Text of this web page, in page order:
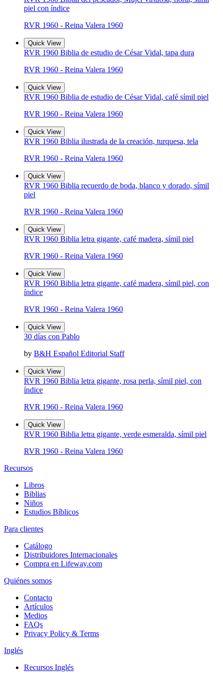
piel con índice
RVR 1960 - Reina Valera 1960
Quick View
RVR 1960 Biblia de estudio de César Vidal, tapa dura
RVR 1960 - Reina Valera 1960
Quick View
RVR 1960 Biblia de estudio de César Vidal, café símil piel
RVR 1960 - Reina Valera 1960
Quick View
RVR 1960 Biblia ilustrada de la creación, turquesa, tela
RVR 1960 - Reina Valera 1960
Quick View
RVR 1960 Biblia recuerdo de boda, blanco y dorado, símil
piel
RVR 1960 - Reina Valera 1960
Quick View
RVR 1960 Biblia letra gigante, café madera, símil piel
RVR 1960 - Reina Valera 1960
Quick View
RVR 1960 Biblia letra gigante, café madera, símil piel, con
índice
RVR 1960 - Reina Valera 1960
Quick View
30 días con Pablo
by B&H Español Editorial Staff
Quick View
RVR 1960 Biblia letra gigante, rosa perla, símil piel, con
índice
RVR 1960 - Reina Valera 1960
Quick View
RVR 1960 Biblia letra gigante, verde esmeralda, símil piel
RVR 1960 - Reina Valera 1960
Recursos
Libros
Biblias
Niños
Estudios Bíblicos
Para clientes
Catálogo
Distribuidores Internacionales
Compra en Lifeway.com
Quiénes somos
Contacto
Artículos
Medios
FAQs
Privacy Policy & Terms
Inglés
Recursos Inglés